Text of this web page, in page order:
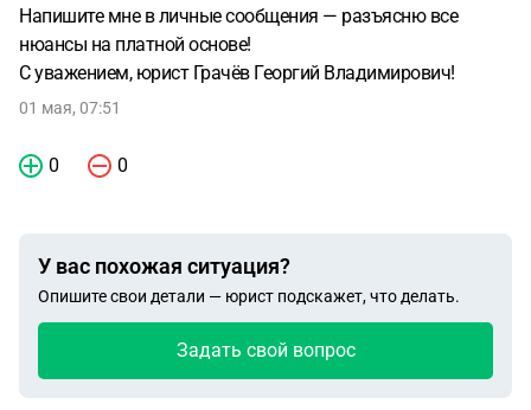
Напишите мне в личные сообщения — разъясню все
нюансы на платной основе!
С уважением, юрист Грачёв Георгий Владимирович!
01 мая, 07:51
0 0
У вас похожая ситуация?
Опишите свои детали — юрист подскажет, что делать.
Задать свой вопрос